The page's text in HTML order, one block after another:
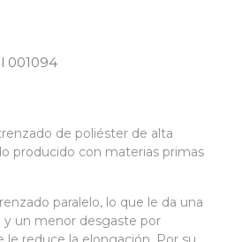
001094
de poliéster de alta
producido con materias primas
paralelo, lo que le da una
y un menor desgaste por